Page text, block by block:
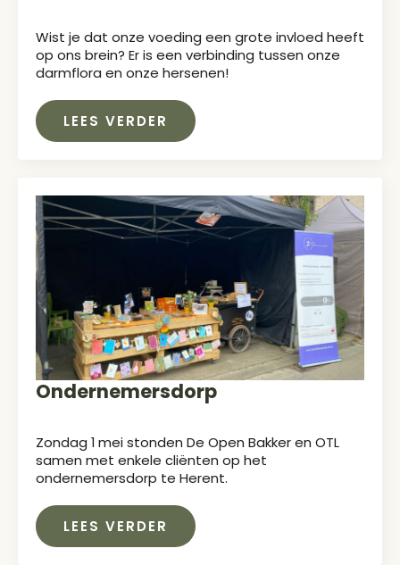
Wist je dat onze voeding een grote invloed heeft
op ons brein? Er is een verbinding tussen onze
darmflora en onze hersenen!
LEES VERDER
Ondernemersdorp
Zondag 1 mei stonden De Open Bakker en OTL
samen met enkele cliënten op het
ondernemersdorp te Herent.
LEES VERDER